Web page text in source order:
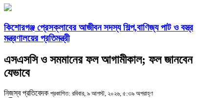
কিশোরগঞ্জ প্রেসক্লাবের আজীবন সদস্য শিল্প,বাণিজ্য পাট ও বস্ত্র
মন্ত্রণালয়ের প্রতিমন্ত্রী
এসএসসি ও সমমানের ফল আগামীকাল; ফল জানবেন
যেভাবে
নিজস্ব প্রতিবেদক প্রকাশিত: রবিবার, ৯ আগস্ট, ২০২৬, ৫:৩৯ অপরাহ্ণ